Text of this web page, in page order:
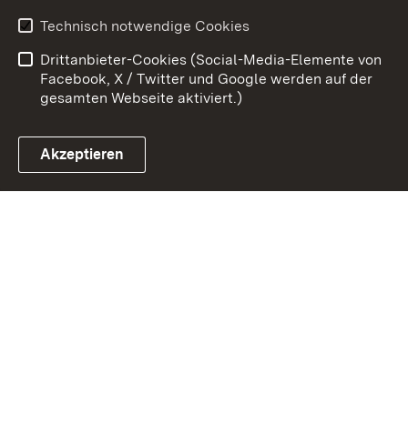
Link zum Landesportal
Barrierefreiheit
Benutzungshinweise
Impressum
Cookies
Technisch notwendige Cookies
Drittanbieter-Cookies (Social-Media-Elemente von
Facebook, X / Twitter und Google werden auf der
gesamten Webseite aktiviert.)
Akzeptieren